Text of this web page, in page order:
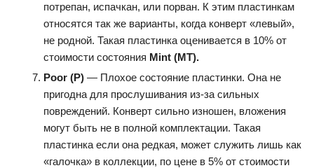
потрепан, испачкан, или порван. К этим пластинкам
относятся так же варианты, когда конверт «левый»,
не родной. Такая пластинка оценивается в 10% от
стоимости состояния Mint (MT).
Poor (P) — Плохое состояние пластинки. Она не
пригодна для прослушивания из-за сильных
повреждений. Конверт сильно изношен, вложения
могут быть не в полной комплектации. Такая
пластинка если она редкая, может служить лишь как
«галочка» в коллекции, по цене в 5% от стоимости